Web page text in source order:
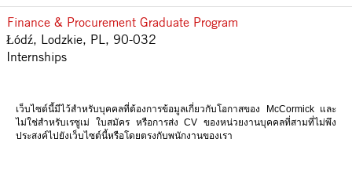
Finance & Procurement Graduate Program
Łódź, Lodzkie, PL, 90-032
Internships
เว็บไซต์นี้มีไว้สําหรับบุคคลที่ต้องการข้อมูลเกี่ยวกับโอกาสของ McCormick และ
ไม่ใช่สําหรับเรซูเม่ ใบสมัคร หรือการส่ง CV ของหน่วยงานบุคคลที่สามที่ไม่พึง
ประสงค์ไปยังเว็บไซต์นี้หรือโดยตรงกับพนักงานของเรา